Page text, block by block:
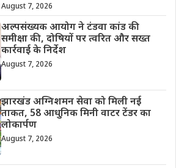
August 7, 2026
अल्पसंख्यक आयोग ने टंडवा कांड की
समीक्षा की, दोषियों पर त्वरित और सख्त
कार्रवाई के निर्देश
August 7, 2026
झारखंड अग्निशमन सेवा को मिली नई
ताकत, 58 आधुनिक मिनी वाटर टेंडर का
लोकार्पण
August 7, 2026